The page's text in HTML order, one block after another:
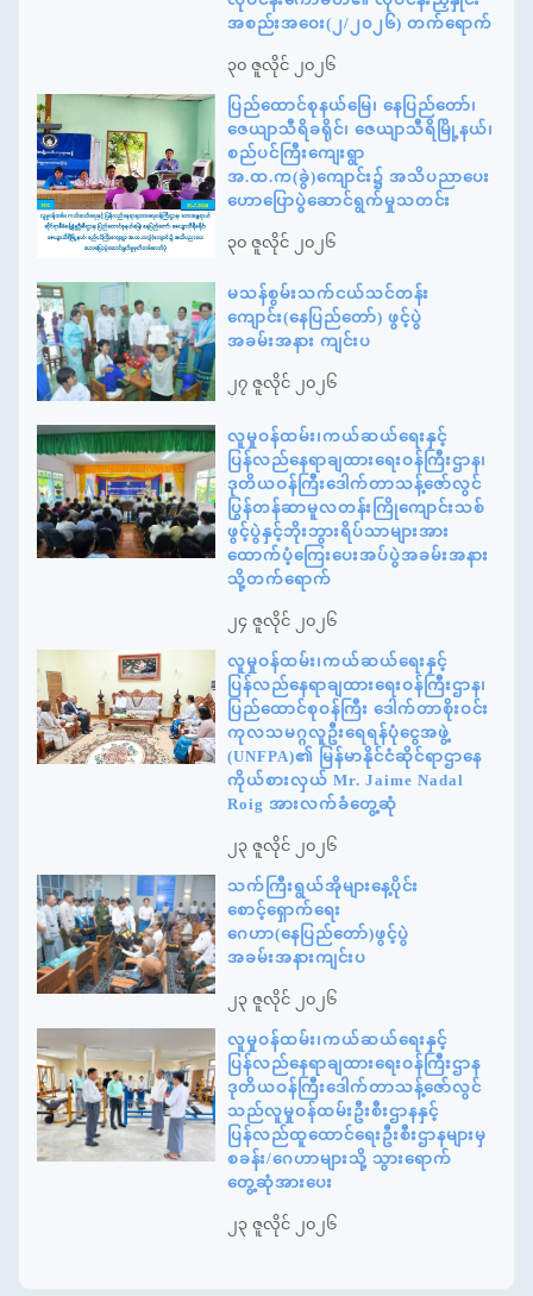
အစည်းအဝေး(၂/၂၀၂၆) တက်ရောက်
၃၀ ဇူလိုင် ၂၀၂၆
ပြည်ထောင်စုနယ်မြေ၊ နေပြည်တော်၊
ဇေယျာသီရိခရိုင်၊ ဇေယျာသီရိမြို့နယ်၊
စည်ပင်ကြီးကျေးရွာ
အ.ထ.က(ခွဲ)ကျောင်း၌ အသိပညာပေး
ဟောပြောပွဲဆောင်ရွက်မှုသတင်း
၃၀ ဇူလိုင် ၂၀၂၆
မသန်စွမ်းသက်ငယ်သင်တန်း
ကျောင်း(နေပြည်တော်) ဖွင့်ပွဲ
အခမ်းအနား ကျင်းပ
၂၇ ဇူလိုင် ၂၀၂၆
လူမှုဝန်ထမ်း၊ကယ်ဆယ်ရေးနှင့်
ပြန်လည်နေရာချထားရေးဝန်ကြီးဌာန၊
ဒုတိယဝန်ကြီးဒေါက်တာသန့်ဇော်လွင်
ပြွန်တန်ဆာမူလတန်းကြိုကျောင်းသစ်
ဖွင့်ပွဲနှင့်ဘိုးဘွားရိပ်သာများအား
ထောက်ပံ့ကြေးပေးအပ်ပွဲအခမ်းအနား
သို့တက်ရောက်
၂၄ ဇူလိုင် ၂၀၂၆
လူမှုဝန်ထမ်း၊ကယ်ဆယ်ရေးနှင့်
ပြန်လည်နေရာချထားရေးဝန်ကြီးဌာန၊
ပြည်ထောင်စုဝန်ကြီး ဒေါက်တာစိုးဝင်း
ကုလသမဂ္ဂလူဦးရေရန်ပုံငွေအဖွဲ့
(UNFPA)၏ မြန်မာနိုင်ငံဆိုင်ရာဌာနေ
ကိုယ်စားလှယ် Mr. Jaime Nadal
Roig အားလက်ခံတွေ့ဆုံ
၂၃ ဇူလိုင် ၂၀၂၆
သက်ကြီးရွယ်အိုများနေ့ပိုင်း
စောင့်ရှောက်ရေး
ဂေဟာ(နေပြည်တော်)ဖွင့်ပွဲ
အခမ်းအနားကျင်းပ
၂၃ ဇူလိုင် ၂၀၂၆
လူမှုဝန်ထမ်း၊ကယ်ဆယ်ရေးနှင့်
ပြန်လည်နေရာချထားရေးဝန်ကြီးဌာန
ဒုတိယဝန်ကြီးဒေါက်တာသန့်ဇော်လွင်
သည်လူမှုဝန်ထမ်းဦးစီးဌာနနှင့်
ပြန်လည်ထူထောင်ရေးဦးစီးဌာနများမှ
စခန်း/ဂေဟာများသို့ သွားရောက်
တွေ့ဆုံအားပေး
၂၃ ဇူလိုင် ၂၀၂၆